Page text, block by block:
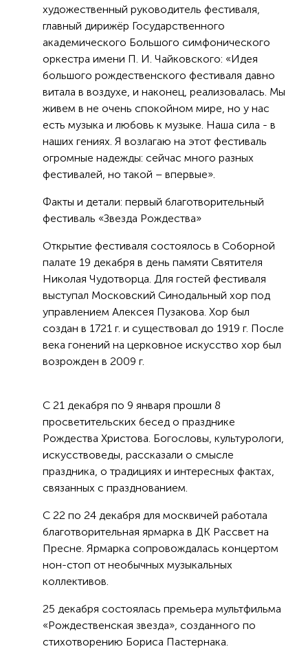
художественный руководитель фестиваля,
главный дирижёр Государственного
академического Большого симфонического
оркестра имени П. И. Чайковского: «Идея
большого рождественского фестиваля давно
витала в воздухе, и наконец, реализовалась. Мы
живем в не очень спокойном мире, но у нас
есть музыка и любовь к музыке. Наша сила - в
наших гениях. Я возлагаю на этот фестиваль
огромные надежды: сейчас много разных
фестивалей, но такой – впервые».
Факты и детали: первый благотворительный
фестиваль «Звезда Рождества»
Открытие фестиваля состоялось в Соборной
палате 19 декабря в день памяти Святителя
Николая Чудотворца. Для гостей фестиваля
выступал Московский Синодальный хор под
управлением Алексея Пузакова. Хор был
создан в 1721 г. и существовал до 1919 г. После
века гонений на церковное искусство хор был
возрожден в 2009 г.
С 21 декабря по 9 января прошли 8
просветительских бесед о празднике
Рождества Христова. Богословы, культурологи,
искусствоведы, рассказали о смысле
праздника, о традициях и интересных фактах,
связанных с празднованием.
С 22 по 24 декабря для москвичей работала
благотворительная ярмарка в ДК Рассвет на
Пресне. Ярмарка сопровождалась концертом
нон-стоп от необычных музыкальных
коллективов.
25 декабря состоялась премьера мультфильма
«Рождественская звезда», созданного по
стихотворению Бориса Пастернака.